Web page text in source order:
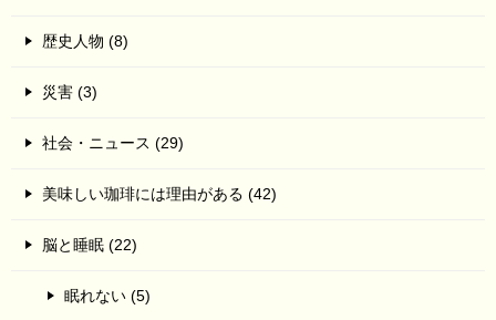
歴史人物 (8)
災害 (3)
社会・ニュース (29)
美味しい珈琲には理由がある (42)
脳と睡眠 (22)
眠れない (5)